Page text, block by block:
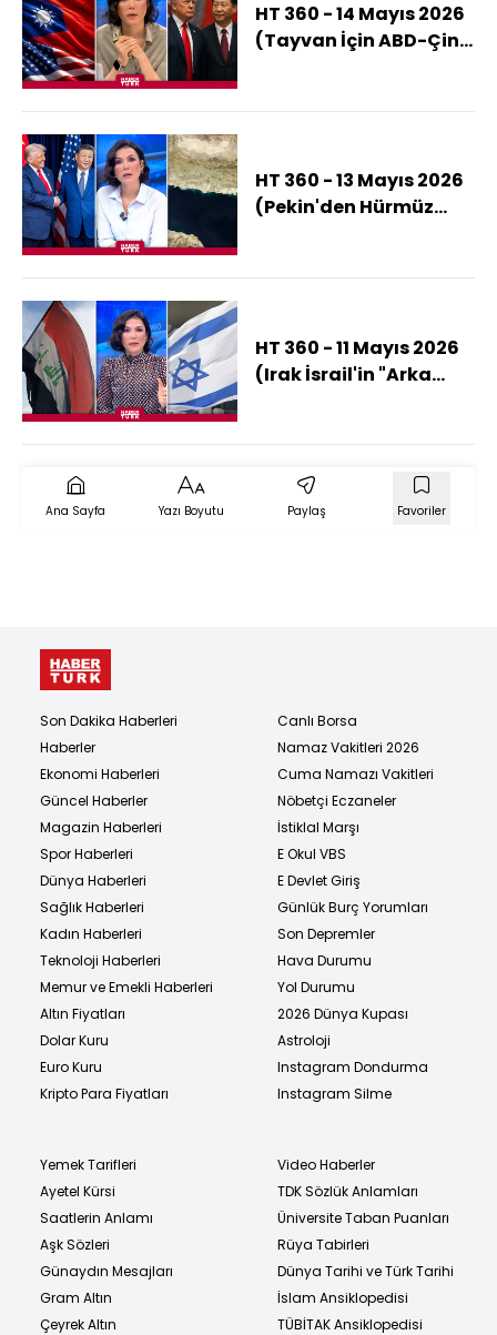
HT 360 - 14 Mayıs 2026
(Tayvan İçin ABD-Çin
HT 360 - 13 Mayıs 2026
(Pekin'den Hürmüz
HT 360 - 11 Mayıs 2026
(Irak İsrail'in "Arka
Ana Sayfa Yazı Boyutu Paylaş Favoriler
Son Dakika Haberleri
Haberler
Ekonomi Haberleri
Güncel Haberler
Magazin Haberleri
Spor Haberleri
Dünya Haberleri
Sağlık Haberleri
Kadın Haberleri
Teknoloji Haberleri
Memur ve Emekli Haberleri
Altın Fiyatları
Dolar Kuru
Euro Kuru
Kripto Para Fiyatları
Canlı Borsa
Namaz Vakitleri 2026
Cuma Namazı Vakitleri
Nöbetçi Eczaneler
İstiklal Marşı
E Okul VBS
E Devlet Giriş
Günlük Burç Yorumları
Son Depremler
Hava Durumu
Yol Durumu
2026 Dünya Kupası
Astroloji
Instagram Dondurma
Instagram Silme
Yemek Tarifleri
Ayetel Kürsi
Saatlerin Anlamı
Aşk Sözleri
Günaydın Mesajları
Gram Altın
Çeyrek Altın
Video Haberler
TDK Sözlük Anlamları
Üniversite Taban Puanları
Rüya Tabirleri
Dünya Tarihi ve Türk Tarihi
İslam Ansiklopedisi
TÜBİTAK Ansiklopedisi